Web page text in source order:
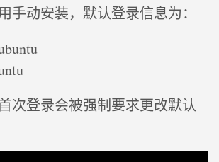
手动安装，默认登录信息为：
次登录会被强制要求更改默认